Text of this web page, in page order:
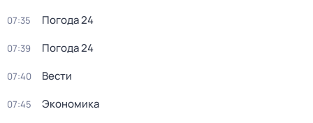
07:35 Погода 24
07:39 Погода 24
07:40 Вести
07:45 Экономика